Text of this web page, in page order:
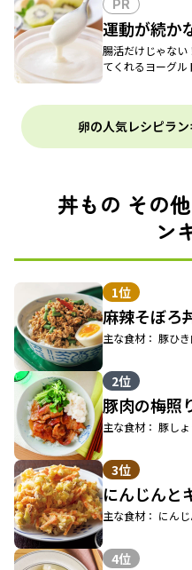
PR
運動が続か
腸活だけじゃない
てくれるヨーグル
卵の人気レシピラ
丼もの その
ン
1位
麻辣そぼろ
主な食材： 豚ひ
2位
豚肉の梅照
主な食材： 豚し
3位
にんじんと
主な食材： にん
4位